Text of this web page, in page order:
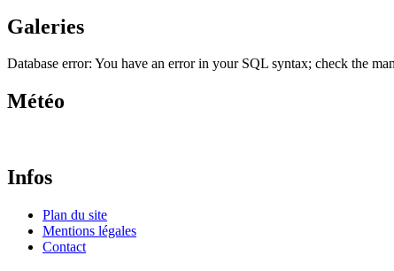
Galeries
Database error: You have an error in your SQL syntax; check the
Météo
Infos
Plan du site
Mentions légales
Contact